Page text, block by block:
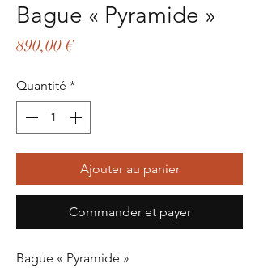
Bague « Pyramide »
890,00 €Prix
Quantité *
Ajouter au panier
Commander et payer
Bague « Pyramide »